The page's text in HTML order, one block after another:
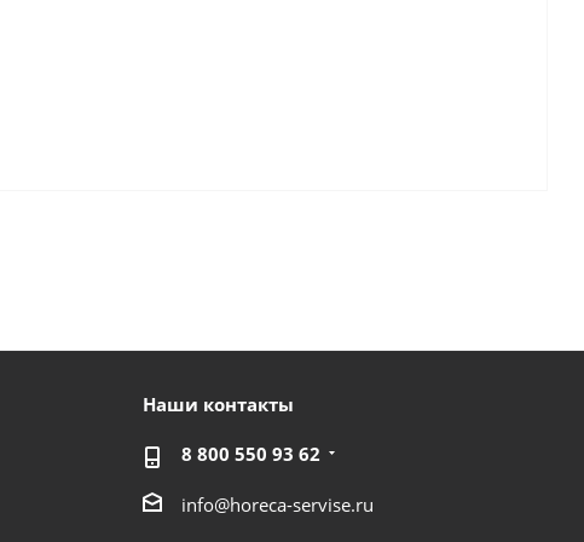
Наши контакты
8 800 550 93 62
info@horeca-servise.ru